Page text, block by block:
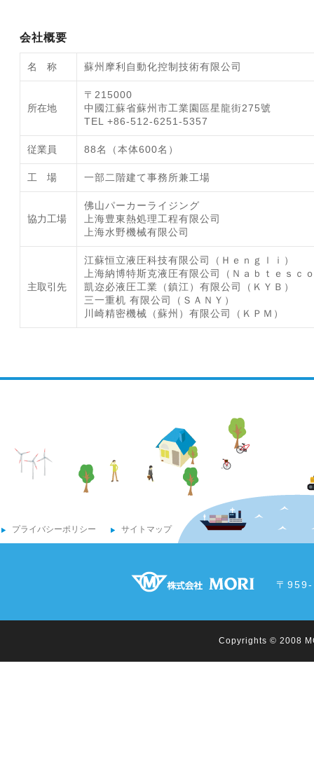
会社概要
名 称 蘇州摩利自動化控制技術有限公司
所在地
〒215000
中國江蘇省蘇州市工業園區星龍街275號
TEL +86-512-6251-5357
従業員 88名（本体600名）
工 場 一部二階建て事務所兼工場
協力工場
佛山パーカーライジング
上海豊東熱処理工程有限公司
上海水野機械有限公司
主取引先
江蘇恒立液圧科技有限公司（Ｈｅｎｇｌｉ）
上海納博特斯克液圧有限公司（Ｎａｂｔｅｓｃ
凱迩必液圧工業（鎮江）有限公司（ＫＹＢ）
三一重机 有限公司（ＳＡＮＹ）
川崎精密機械（蘇州）有限公司（ＫＰＭ）
プライバシーポリシー サイトマップ
〒
Copyrights © 2008